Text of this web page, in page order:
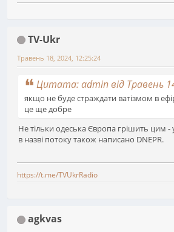
TV-Ukr
Травень 18, 2024, 12:25:24
Цитата: admin від Травень
якщо не буде страждати ватізмом в
це ще добре
Не тільки одеська Європа грішить цим - у
в назві потоку також написано DNEPR.
https://t.me/TVUkrRadio
agkvas